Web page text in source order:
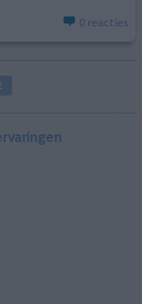
0 reacties